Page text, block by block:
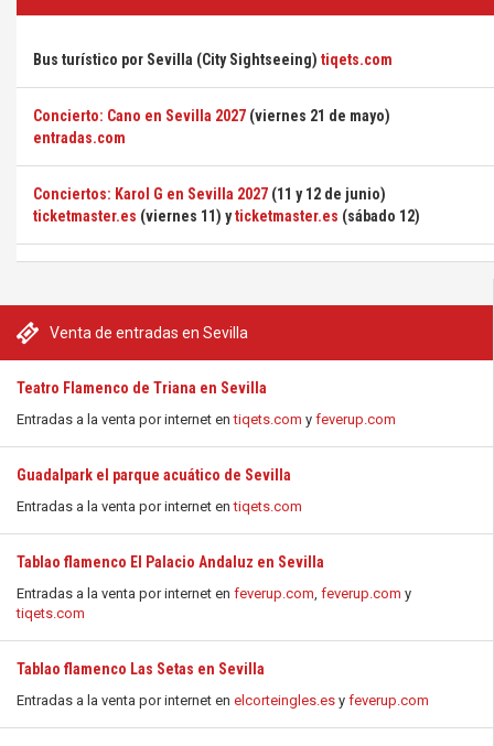
Venta de entradas en Sevilla
Teatro Flamenco de Triana en Sevilla
Entradas a la venta por internet entiqets.com y feverup.com
Guadalpark el parque acuático de Sevilla
Entradas a la venta por internet entiqets.com
Tablao flamenco El Palacio Andaluz en Sevilla
Entradas a la venta por internet en feverup.com, feverup.com y
tiqets.com
Tablao flamenco Las Setas en Sevilla
Entradas a la venta por internet en elcorteingles.es y feverup.com
Bus turístico por Sevilla (City Sightseeing) tiqets.com
Concierto: Cano en Sevilla 2027 (viernes 21 de mayo)
entradas.com
Conciertos: Karol G en Sevilla 2027 (11 y 12 de junio)
ticketmaster.es (viernes 11) yticketmaster.es (sábado 12)